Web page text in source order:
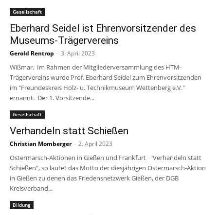
Gesellschaft
Eberhard Seidel ist Ehrenvorsitzender des
Museums-Trägervereins
Gerold Rentrop - 3. April 2023
Wißmar. Im Rahmen der Mitgliederversammlung des HTM-
Trägervereins wurde Prof. Eberhard Seidel zum Ehrenvorsitzenden
im "Freundeskreis Holz- u. Technikmuseum Wettenberg e.V."
ernannt. Der 1. Vorsitzende...
Gesellschaft
Verhandeln statt Schießen
Christian Momberger - 2. April 2023
Ostermarsch-Aktionen in Gießen und Frankfurt "Verhandeln statt
Schießen", so lautet das Motto der diesjährigen Ostermarsch-Aktion
in Gießen zu denen das Friedensnetzwerk Gießen, der DGB
Kreisverband...
Bildung